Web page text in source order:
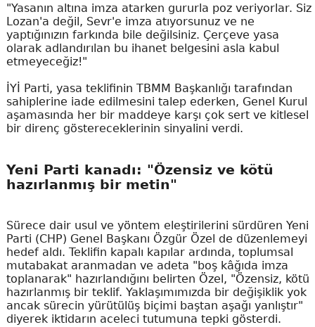
"Yasanın altına imza atarken gururla poz veriyorlar. Siz
Lozan'a değil, Sevr'e imza atıyorsunuz ve ne
yaptığınızın farkında bile değilsiniz. Çerçeve yasa
olarak adlandırılan bu ihanet belgesini asla kabul
etmeyeceğiz!"
İYİ Parti, yasa teklifinin TBMM Başkanlığı tarafından
sahiplerine iade edilmesini talep ederken, Genel Kurul
aşamasında her bir maddeye karşı çok sert ve kitlesel
bir direnç göstereceklerinin sinyalini verdi.
Yeni Parti kanadı: "Özensiz ve kötü
hazırlanmış bir metin"
Sürece dair usul ve yöntem eleştirilerini sürdüren Yeni
Parti (CHP) Genel Başkanı Özgür Özel de düzenlemeyi
hedef aldı. Teklifin kapalı kapılar ardında, toplumsal
mutabakat aranmadan ve adeta "boş kâğıda imza
toplanarak" hazırlandığını belirten Özel, "Özensiz, kötü
hazırlanmış bir teklif. Yaklaşımımızda bir değişiklik yok
ancak sürecin yürütülüş biçimi baştan aşağı yanlıştır"
diyerek iktidarın aceleci tutumuna tepki gösterdi.